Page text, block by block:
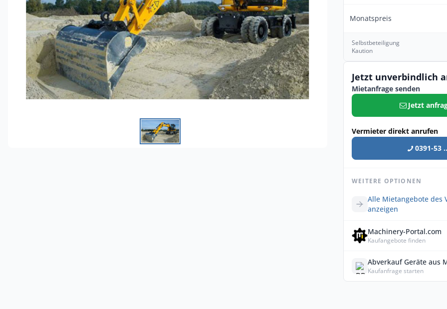
Monatspreis
Selbstbeteiligung
Kaution
Jetzt unverbindlich
Mietanfrage senden
Jetzt
Vermieter direkt anrufen
0391-53
WEITERE OPTIONEN
Alle Mietangebote des
anzeigen
Machinery-Portal.com
Kaufangebote finden
Abverkauf Geräte aus
Kaufanfrage starten